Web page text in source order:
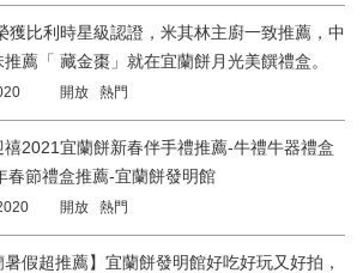
獲比利時星級認證，米其林主廚一致推薦，中
薦「 藏金棗」就在宜蘭餅月光美饌禮盒。
開放 熱門
禧2021宜蘭餅新春伴手禮推薦-牛禮牛器禮盒
春節禮盒推薦-宜蘭餅發明館
開放 熱門
暑假超推薦】宜蘭餅發明館好吃好玩又好拍，